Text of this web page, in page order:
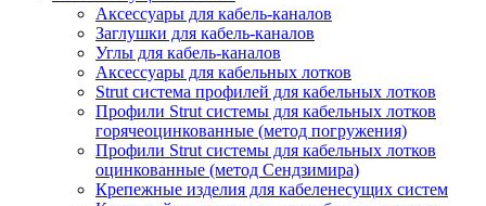
Аксессуары для кабель-каналов
Заглушки для кабель-каналов
Углы для кабель-каналов
Аксессуары для кабельных лотков
Strut система профилей для кабельных лотков
Профили Strut системы для кабельных лотков
горячеоцинкованные (метод погружения)
Профили Strut системы для кабельных лотков
оцинкованные (метод Сендзимира)
Крепежные изделия для кабеленесущих систем